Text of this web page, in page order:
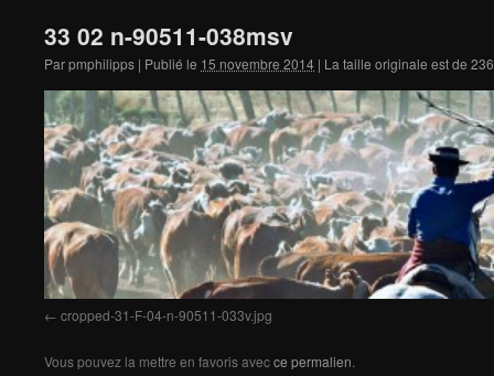
content
33 02 n-90511-038msv
Parpmphilipps | Publié le 15 novembre 2014 | La taille originale est de
cropped-31-F-04-n-90511-033v.jpg
Vous pouvez la mettre en favoris avecce permalien